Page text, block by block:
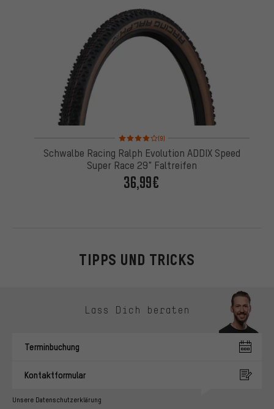
Bewertungen: 4 von 5 basierend auf 9
(9)
Schwalbe Racing Ralph Evolution ADDIX Speed
Super Race 29" Faltreifen
36,99€
TIPPS UND TRICKS
Lass Dich beraten
Terminbuchung
Kontaktformular
Unsere Datenschutzerklärung